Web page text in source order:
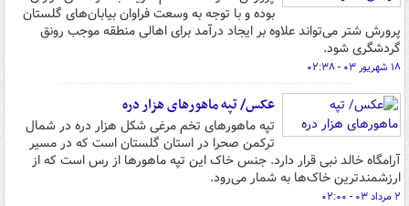
بوده و با توجه به وسعت فراوان بیابان‌های گلستان
پرورش شتر می‌تواند علاوه بر ایجاد درآمد برای اهالی منطقه موجب رونق
گردشگری شود.
۱۸ شهریور ۰۳ - ۰۲:۳۸
عکس/ تپه ماهورهای هزار دره
تپه ماهورهای تخم مرغی شکل هزار دره در شمال
ترکمن صحرا در استان گلستان است که در مسیر
آرامگاه خالد نبی قرار دارد. جنس خاک این تپه ماهورها از رس است که از
ارزشمندترین خاک‌ها به شمار می‌رود.
۲ مرداد ۰۳ - ۰۲:۰۰